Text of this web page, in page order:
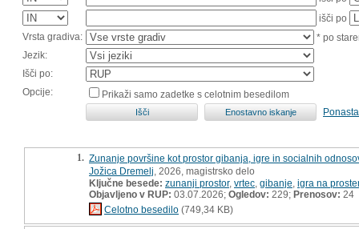
išči po
Vrsta gradiva:
* po
Jezik:
Išči po:
Opcije:
Prikaži samo zadetke s celotnim besedilom
1. Zunanje površine kot prostor gibanja, igre in socialnih
Jožica Dremelj , 2026, magistrsko delo
Ključne besede: zunanji prostor, vrtec gibanje igra na
Objavljeno v RUP: 03.07.2026; Ogledov: 229; Prenosov: 24
Celotno besedilo (749,34 KB)